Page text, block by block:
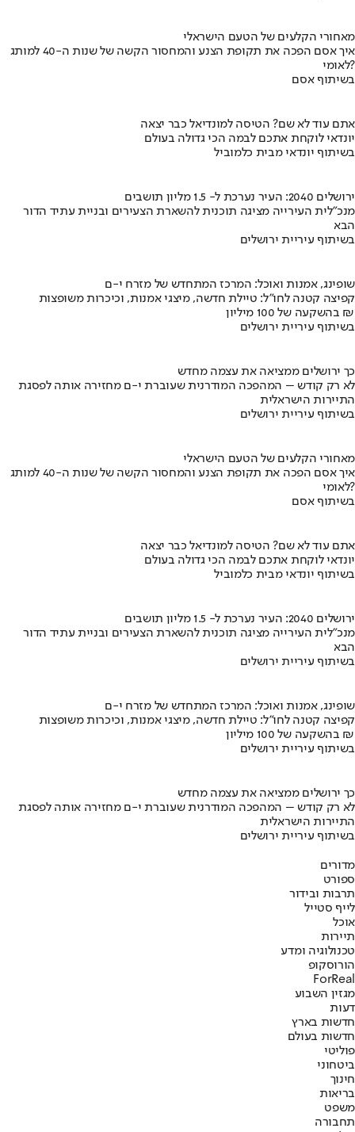
מאחורי הקלעים של הטעם הישראלי
איך אסם הפכה את תקופת הצנע והמחסור הקשה של שנות ה-40 למותג
לאומי?
בשיתוף אסם
אתם עוד לא שם? הטיסה למונדיאל כבר יצאה
יונדאי לוקחת אתכם לבמה הכי גדולה בעולם
בשיתוף יונדאי מבית כלמוביל
ירושלים 2040: העיר נערכת ל- 1.5 מליון תושבים
מנכ"לית העירייה מציגה תוכנית להשארת הצעירים ובניית עתיד הדור
הבא
בשיתוף עיריית ירושלים
שופינג, אמנות ואוכל: המרכז המתחדש של מזרח י-ם
קפיצה קטנה לחו"ל: טיילת חדשה, מיצגי אמנות, וכיכרות משופצות
בהשקעה של 100 מיליון ₪
בשיתוף עיריית ירושלים
כך ירושלים ממציאה את עצמה מחדש
לא רק קודש – המהפכה המודרנית שעוברת י-ם מחזירה אותה לפסגת
התיירות הישראלית
בשיתוף עיריית ירושלים
מאחורי הקלעים של הטעם הישראלי
איך אסם הפכה את תקופת הצנע והמחסור הקשה של שנות ה-40 למותג
לאומי?
בשיתוף אסם
אתם עוד לא שם? הטיסה למונדיאל כבר יצאה
יונדאי לוקחת אתכם לבמה הכי גדולה בעולם
בשיתוף יונדאי מבית כלמוביל
ירושלים 2040: העיר נערכת ל- 1.5 מליון תושבים
מנכ"לית העירייה מציגה תוכנית להשארת הצעירים ובניית עתיד הדור
הבא
בשיתוף עיריית ירושלים
שופינג, אמנות ואוכל: המרכז המתחדש של מזרח י-ם
קפיצה קטנה לחו"ל: טיילת חדשה, מיצגי אמנות, וכיכרות משופצות
בהשקעה של 100 מיליון ₪
בשיתוף עיריית ירושלים
כך ירושלים ממציאה את עצמה מחדש
לא רק קודש – המהפכה המודרנית שעוברת י-ם מחזירה אותה לפסגת
התיירות הישראלית
בשיתוף עיריית ירושלים
מדורים
ספורט
תרבות ובידור
לייף סטייל
אוכל
תיירות
טכנולוגיה ומדע
הורוסקופ
ForReal
מגזין השבוע
דעות
חדשות בארץ
חדשות בעולם
פוליטי
ביטחוני
חינוך
בריאות
משפט
תחבורה